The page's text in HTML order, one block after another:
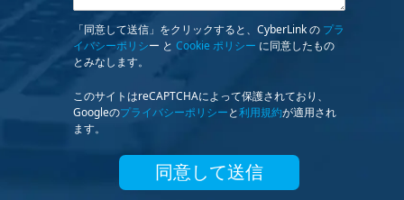
「同意して送信」をクリックすると、CyberLink の プラ
イバシーポリシー とCookie ポリシー に同意したもの
とみなします。
このサイトはreCAPTCHAによって保護されており、
Googleのプライバシーポリシーと利用規約が適用され
ます。
同意して送信